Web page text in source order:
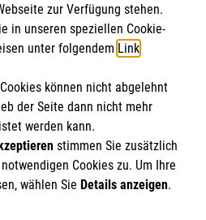
Kirche und Caritas eG
3000 4330 11
Trier
ist als eingetragene
zur Verfügung stehen.
in unseren speziellen Cookie-
unter folgendem Link.
können nicht abgelehnt
der Seite dann nicht mehr
werden kann.
stimmen Sie zusätzlich
Cookies zu. Um Ihre
wählen Sie Details anzeigen.